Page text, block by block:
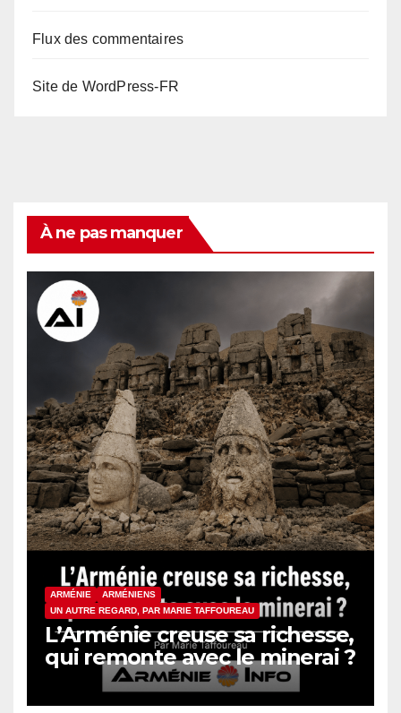
Flux des commentaires
Site de WordPress-FR
À ne pas manquer
ARMÉNIE
ARMÉNIENS
UN AUTRE REGARD, PAR MARIE TAFFOUREAU
L’Arménie creuse sa richesse,
qui remonte avec le minerai ?